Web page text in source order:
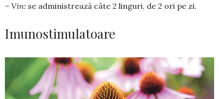
– Vin: se adminis­trea­ză câte 2 lin­guri, de 2 ori pe zi.
Imunostimulatoare